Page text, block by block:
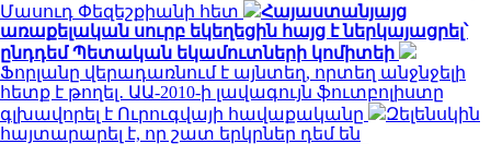
Մասուդ Փեզեշքիանի հետ
Հայաստանյայց
առաքելական սուրբ եկեղեցին հայց է ներկայացրել՝
ընդդեմ Պետական եկամուտների կոմիտեի
Ֆորլանը վերադառնում է այնտեղ, որտեղ անջնջելի
հետք է թողել․ ԱԱ-2010-ի լավագույն ֆուտբոլիստը
գլխավորել է Ուրուգվայի հավաքականը
Զելենսկին
հայտարարել է, որ շատ երկրներ դեմ են